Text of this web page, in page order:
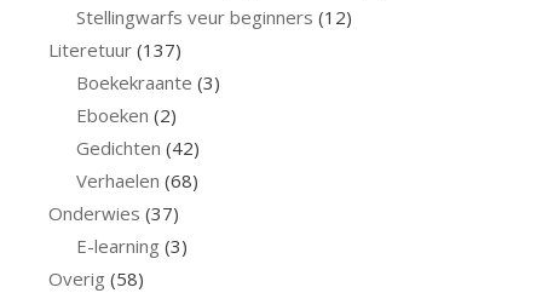
Stellingwarfs veur beginners (12)
Literetuur (137)
Boekekraante (3)
Eboeken (2)
Gedichten (42)
Verhaelen (68)
Onderwies (37)
E-learning (3)
Overig (58)